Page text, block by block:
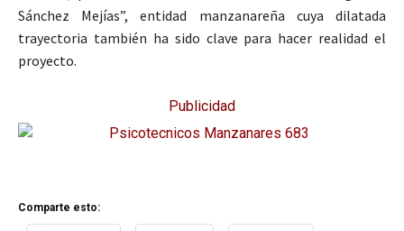
Sánchez Mejías”, entidad manzanareña cuya dilatada
trayectoria también ha sido clave para hacer realidad el
proyecto.
Publicidad
Comparte esto: